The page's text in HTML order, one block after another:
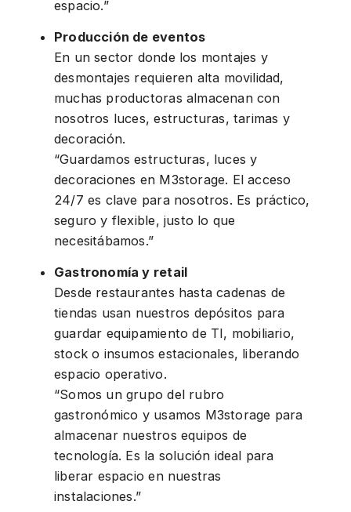
espacio.”
Producción de eventos
En un sector donde los montajes y
desmontajes requieren alta movilidad,
muchas productoras almacenan con
nosotros luces, estructuras, tarimas y
decoración.
“Guardamos estructuras, luces y
decoraciones en M3storage. El acceso
24/7 es clave para nosotros. Es práctico,
seguro y flexible, justo lo que
necesitábamos.”
Gastronomía y retail
Desde restaurantes hasta cadenas de
tiendas usan nuestros depósitos para
guardar equipamiento de TI, mobiliario,
stock o insumos estacionales, liberando
espacio operativo.
“Somos un grupo del rubro
gastronómico y usamos M3storage para
almacenar nuestros equipos de
tecnología. Es la solución ideal para
liberar espacio en nuestras
instalaciones.”